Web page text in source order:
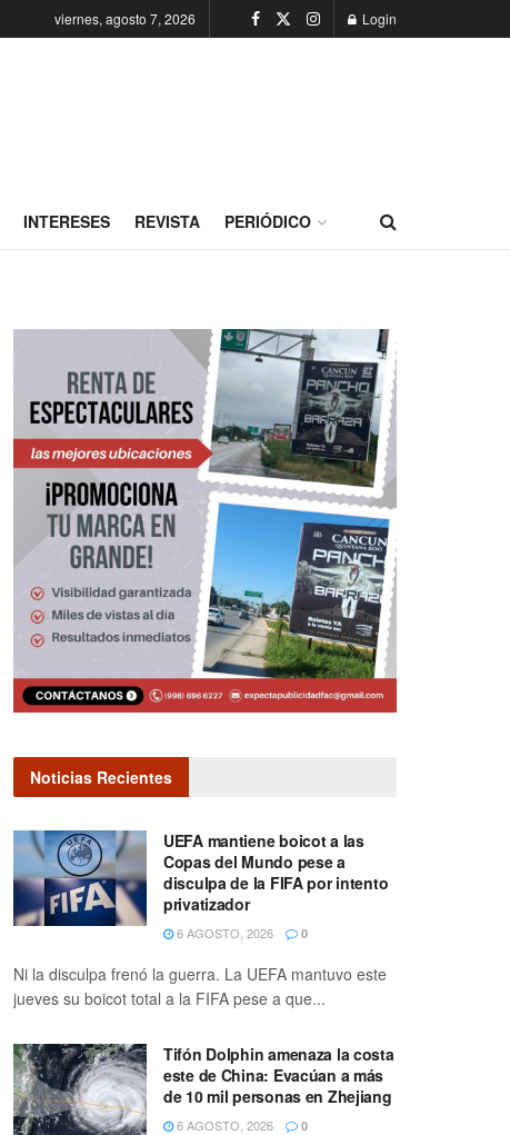
viernes, agosto 7, 2026 Login
INTERESES REVISTA PERIÓDICO
Noticias Recientes
UEFA mantiene boicot a las
Copas del Mundo pese a
disculpa de la FIFA por intento
privatizador
6 AGOSTO, 2026 0
Ni la disculpa frenó la guerra. La UEFA mantuvo este
jueves su boicot total a la FIFA pese a que...
Tifón Dolphin amenaza la costa
este de China: Evacúan a más
de 10 mil personas en Zhejiang
6 AGOSTO, 2026 0